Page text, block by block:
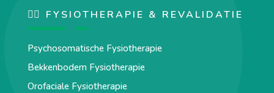
🏋️‍♀️ FYSIOTHERAPIE & REVALIDATIE
Psychosomatische Fysiotherapie
Bekkenbodem Fysiotherapie
Orofaciale Fysiotherapie